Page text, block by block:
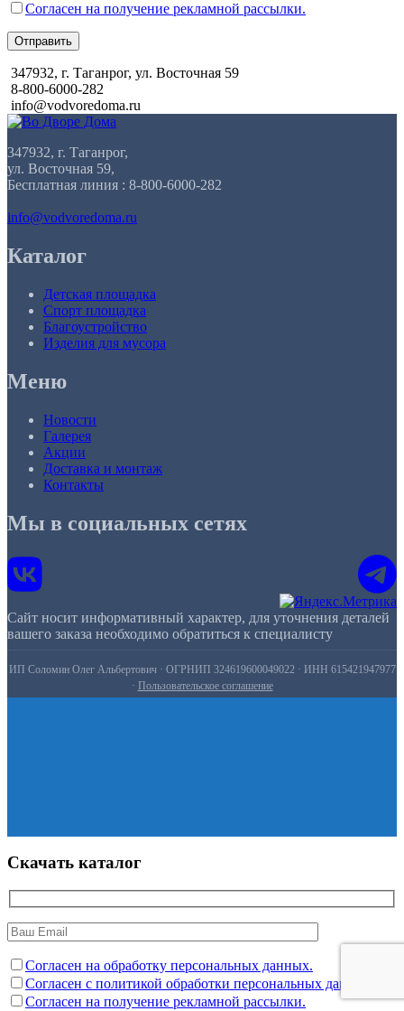
Согласен на получение рекламной рассылки.
Отправить
347932, г. Таганрог, ул. Восточная 59
8-800-6000-282
info@vodvoredoma.ru
347932, г. Таганрог,
ул. Восточная 59,
Бесплатная линия : 8-800-6000-282
info@vodvoredoma.ru
Каталог
Детская площадка
Спорт площадка
Благоустройство
Изделия для мусора
Меню
Новости
Галерея
Акции
Доставка и монтаж
Контакты
Мы в социальных сетях
Сайт носит информативный характер, для уточнения деталей
вашего заказа необходимо обратиться к специалисту
ИП Соломин Олег Альбертович · ОГРНИП 324619600049022 · ИНН 615421947977
· Пользовательское соглашение
Скачать каталог
Согласен на обработку персональных данных.
Согласен с политикой обработки персональных данных.
Согласен на получение рекламной рассылки.